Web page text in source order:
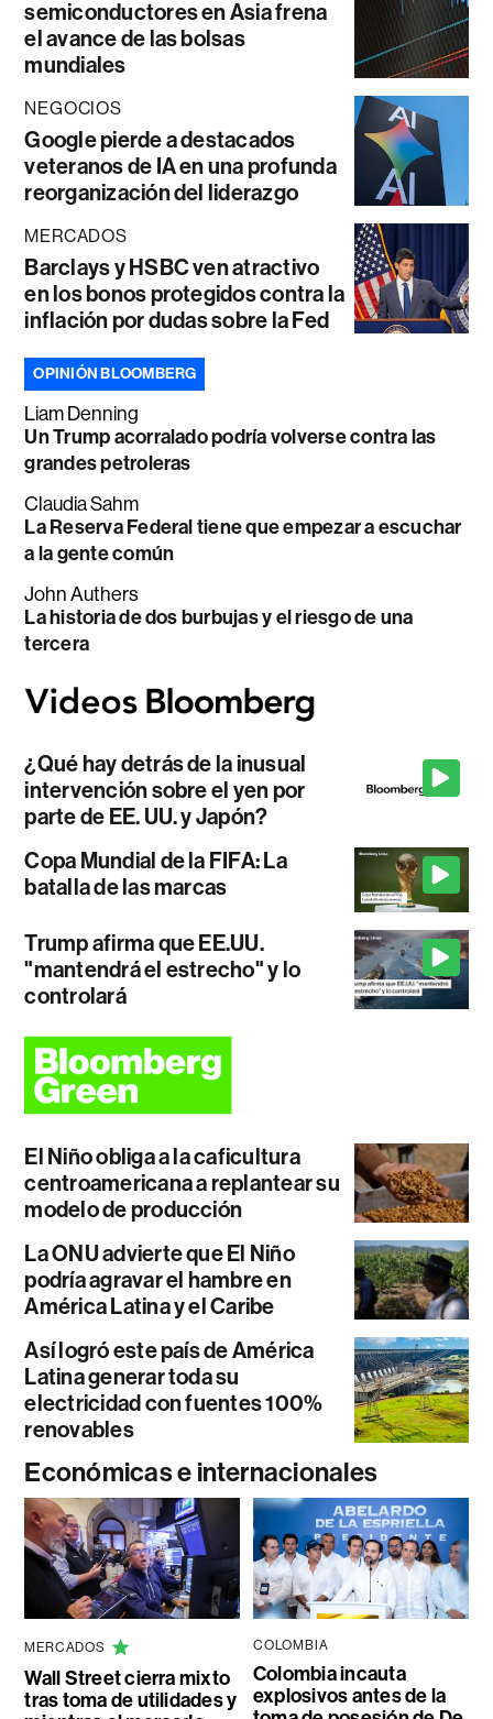
semiconductores en Asia frena
el avance de las bolsas
mundiales
NEGOCIOS
Google pierde a destacados
veteranos de IA en una profunda
reorganización del liderazgo
MERCADOS
Barclays y HSBC ven atractivo
en los bonos protegidos contra la
inflación por dudas sobre la Fed
OPINIÓN BLOOMBERG
Liam Denning
Un Trump acorralado podría volverse contra las
grandes petroleras
Claudia Sahm
La Reserva Federal tiene que empezar a escuchar
a la gente común
John Authers
La historia de dos burbujas y el riesgo de una
tercera
¿Qué hay detrás de la inusual
intervención sobre el yen por
parte de EE. UU. y Japón?
Copa Mundial de la FIFA: La
batalla de las marcas
Trump afirma que EE.UU.
"mantendrá el estrecho" y lo
controlará
El Niño obliga a la caficultura
centroamericana a replantear su
modelo de producción
La ONU advierte que El Niño
podría agravar el hambre en
América Latina y el Caribe
Así logró este país de América
Latina generar toda su
electricidad con fuentes 100%
renovables
Económicas e internacionales
MERCADOS
Wall Street cierra mixto
tras toma de utilidades y
COLOMBIA
Colombia incauta
explosivos antes de la